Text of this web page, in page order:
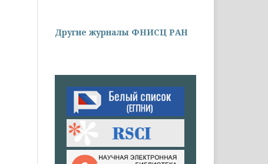
Другие журналы ФНИСЦ РАН